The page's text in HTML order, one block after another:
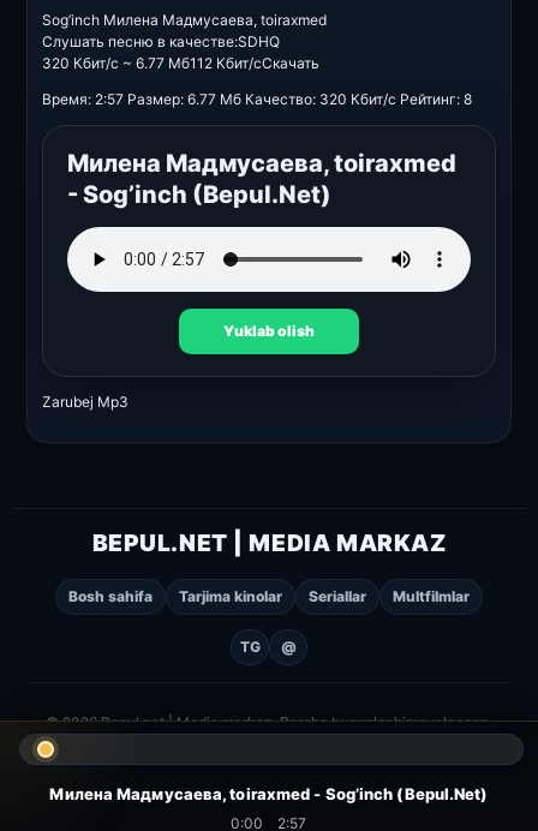
Sog’inch Милена Мадмусаева, toiraxmed
Слушать песню в качестве:SDHQ
320 Кбит/с ~ 6.77 Мб112 Кбит/cСкачать
Время: 2:57 Размер: 6.77 Мб Качество: 320 Кбит/с Рейтинг: 8
Милена Мадмусаева, toiraxmed
- Sog’inch (Bepul.Net)
Yuklab olish
Zarubej Mp3
BEPUL.NET | MEDIA MARKAZ
Bosh sahifa Tarjima kinolar Seriallar Multfilmlar
TG @
© 2026 Bepul.net | Media markaz. Barcha huquqlar himoyalangan.
Милена Мадмусаева, toiraxmed - Sog’inch (Bepul.Net)
0:00 2:57